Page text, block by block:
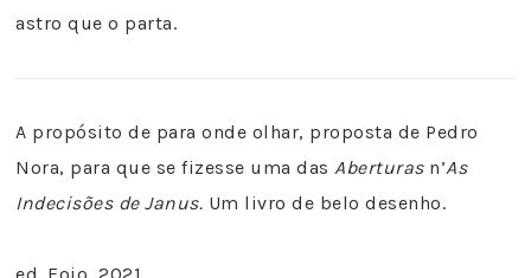
astro que o parta.
A propósito de para onde olhar, proposta de Pedro
Nora, para que se fizesse uma dasAberturasn’As
Indecisões de Janus. Um livro de belo desenho.